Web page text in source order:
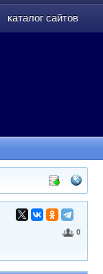
каталог сайтов
0